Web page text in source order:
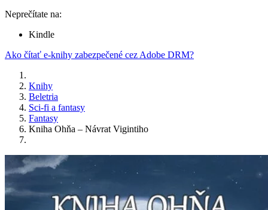
Neprečítate na:
Kindle
Ako čítať e-knihy zabezpečené cez Adobe DRM?
Knihy
Beletria
Sci-fi a fantasy
Fantasy
Kniha Ohňa – Návrat Vigintiho